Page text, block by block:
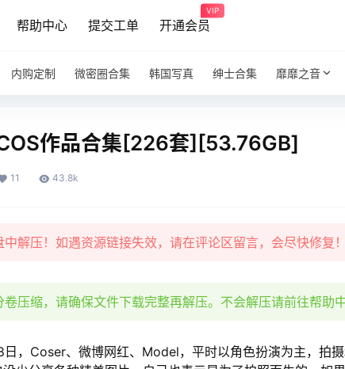
帮助中心 提交工单 开通会员
VIP
内购定制 微密圈合集 韩国写真 绅士合集 靡靡之音
作品合集[226套][53.76GB]
11 43.8k
解压！如遇资源链接失效，请在评论区留言，会尽快修复！
压缩，请确保文件下载完整再解压。不会解压请前往帮助
，Coser、微博网红、Model，平时以角色扮演为主，拍